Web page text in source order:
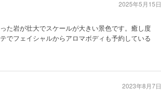
た岩が壮大でスケールが大きい景色です。癒し度
でフェイシャルからアロマボディも予約している
2025年5月15日
2023年8月7日